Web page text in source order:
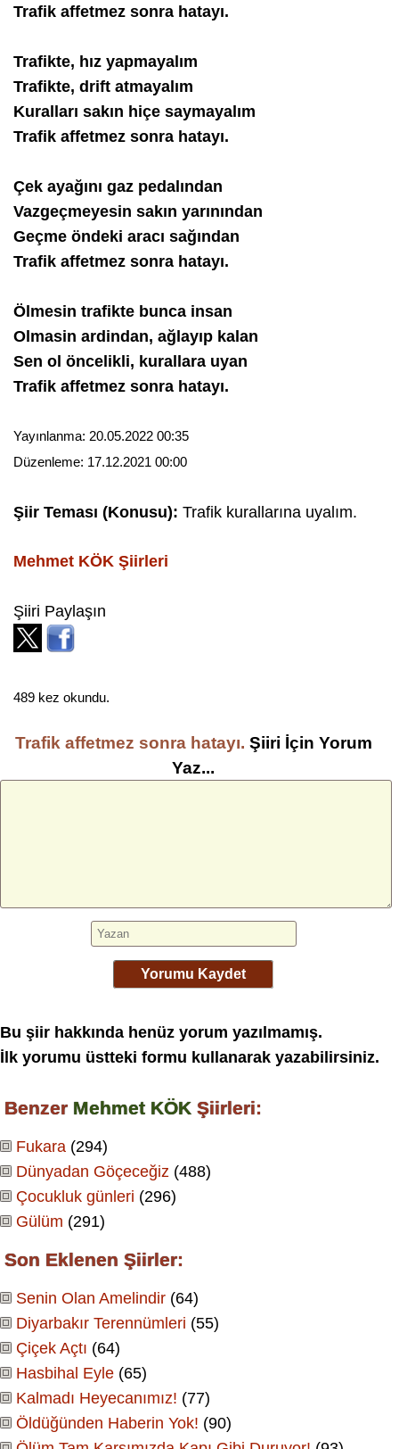
Trafik affetmez sonra hatayı.
Trafikte, hız yapmayalım
Trafikte, drift atmayalım
Kuralları sakın hiçe saymayalım
Trafik affetmez sonra hatayı.
Çek ayağını gaz pedalından
Vazgeçmeyesin sakın yarınından
Geçme öndeki aracı sağından
Trafik affetmez sonra hatayı.
Ölmesin trafikte bunca insan
Olmasin ardindan, ağlayıp kalan
Sen ol öncelikli, kurallara uyan
Trafik affetmez sonra hatayı.
Yayınlanma: 20.05.2022 00:35
Düzenleme: 17.12.2021 00:00
Şiir Teması (Konusu): Trafik kurallarına uyalım.
Mehmet KÖK Şiirleri
Şiiri Paylaşın
489 kez okundu.
Trafik affetmez sonra hatayı. Şiiri İçin Yorum
Yaz...
Yorumu Kaydet
Bu şiir hakkında henüz yorum yazılmamış.
İlk yorumu üstteki formu kullanarak yazabilirsiniz.
Benzer Mehmet KÖK Şiirleri:
Fukara (294)
Dünyadan Göçeceğiz (488)
Çocukluk günleri (296)
Gülüm (291)
Son Eklenen Şiirler:
Senin Olan Amelindir (64)
Diyarbakır Terennümleri (55)
Çiçek Açtı (64)
Hasbihal Eyle (65)
Kalmadı Heyecanımız! (77)
Öldüğünden Haberin Yok! (90)